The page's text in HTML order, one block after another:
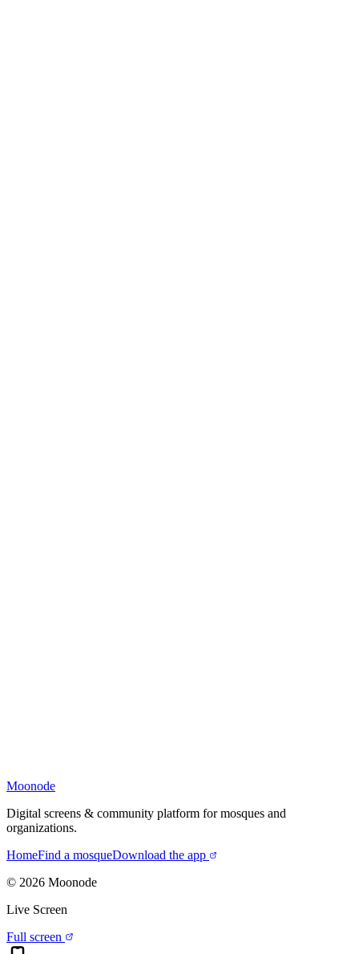
Moonode
Digital screens & community platform for mosques and
organizations.
HomeFind a mosqueDownload the app
© 2026 Moonode
Live Screen
Full screen